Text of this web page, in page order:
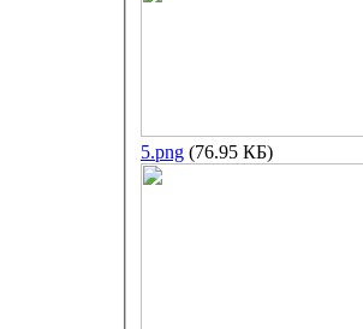
5.png (76.95 КБ)